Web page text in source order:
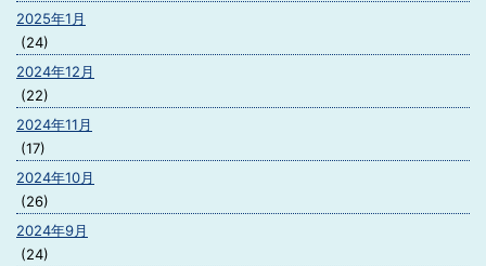
2025年1月
(24)
2024年12月
(22)
2024年11月
(17)
2024年10月
(26)
2024年9月
(24)